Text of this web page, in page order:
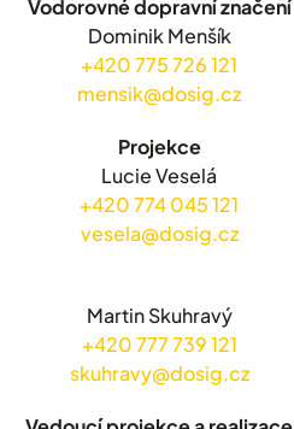
Vodorovné dopravní značení
Dominik Menšík
+420 775 726 121
mensik@dosig.cz
Projekce
Lucie Veselá
+420 774 045 121
vesela@dosig.cz
Martin Skuhravý
+420 777 739 121
skuhravy@dosig.cz